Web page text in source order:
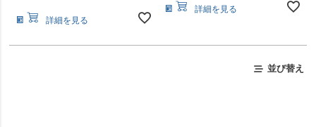
詳細を見る
詳細を見る
並び替え